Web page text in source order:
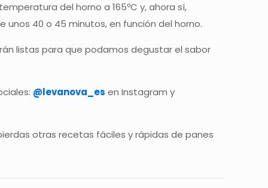
del horno a 165ºC y, ahora sí,
40 o 45 minutos, en función del horno.
listas para que podamos degustar el sabor
@levanova_es en Instagram y
otras recetas fáciles y rápidas de panes